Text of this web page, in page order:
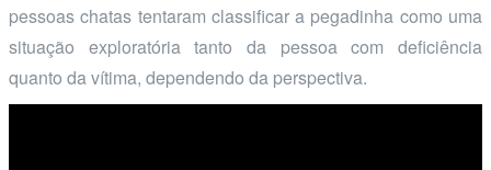
pessoas chatas tentaram classificar a pegadinha como uma
situação exploratória tanto da pessoa com deficiência
quanto da vítima, dependendo da perspectiva.